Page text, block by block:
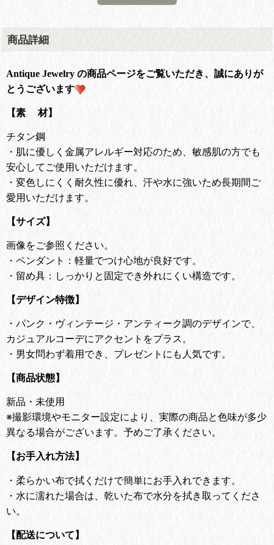
商品詳細
Antique Jewelry の商品ページをご覧いただき、誠にありが
とうございます
【素 材】
チタン鋼
・肌に優しく金属アレルギー対応のため、敏感肌の方でも
安心してご使用いただけます。
・変色しにくく耐久性に優れ、汗や水に強いため長期間ご
愛用いただけます。
【サイズ】
画像をご参照ください。
・ペンダント：軽量でつけ心地が良好です。
・留め具：しっかりと固定でき外れにくい構造です。
【デザイン特徴】
・ パンク・ヴィンテージ・アンティーク調のデザインで、
カジュアルコーデにアクセントをプラス。
・ 男女問わず着用でき、プレゼントにも人気です。
【商品状態】
新品・未使用
※撮影環境やモニター設定により、実際の商品と色味が多少
異なる場合がございます。予めご了承ください。
【お手入れ方法】
・ 柔らかい布で拭くだけで簡単にお手入れできます。
・ 水に濡れた場合は、乾いた布で水分を拭き取ってくださ
い。
【配送について】